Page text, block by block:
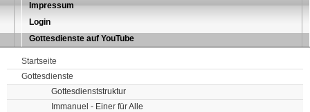
Impressum
Login
Gottesdienste auf YouTube
Startseite
Gottesdienste
Gottesdienststruktur
Immanuel - Einer für Alle